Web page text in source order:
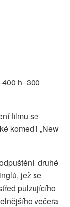
h=300
filmu se
komedii „New
druhé
jež se
pulzujícího
večera